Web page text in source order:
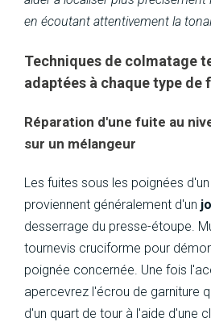
en écoutant attentivement la
Techniques de colmatage
adaptées à chaque type de
Réparation d'une fuite au
sur un mélangeur
Les fuites sous les poignées
proviennent généralement d'un
desserrage du presse-étoupe.
tournevis cruciforme pour
poignée concernée. Une fois
apercevrez l'écrou de garniture
d'un quart de tour à l'aide d'une